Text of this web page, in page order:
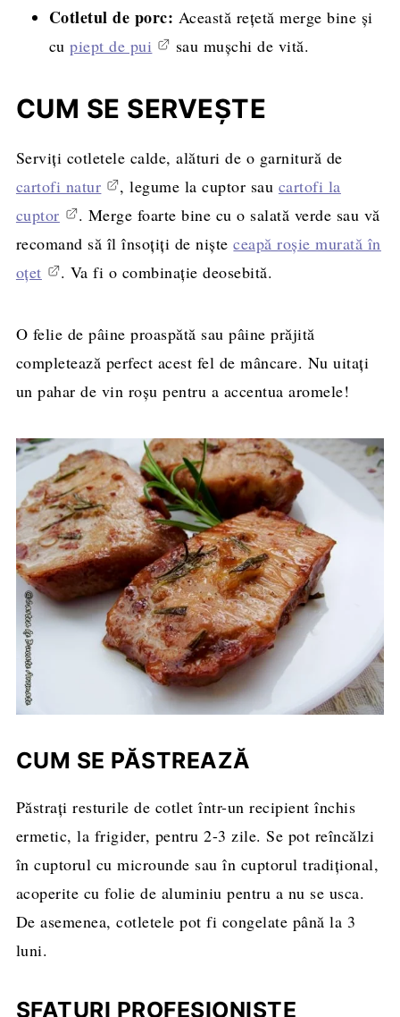
Cotletul de porc: Această rețetă merge bine și
cupiept de pui sau mușchi de vită.
CUM SE SERVEȘTE
Serviți cotletele calde, alături de o garnitură de
cartofi natur
, legume la cuptor sau cartofi la
cuptor
. Merge foarte bine cu o salată verde sau vă
recomand să îl însoţiţi de nişteceapă roşie murată în
oţet
. Va fi o combinaţie deosebită.
O felie de pâine proaspătă sau pâine prăjită
completează perfect acest fel de mâncare. Nu uitați
un pahar de vin roșu pentru a accentua aromele!
CUM SE PĂSTREAZĂ
Păstrați resturile de cotlet într-un recipient închis
ermetic, la frigider, pentru 2-3 zile. Se pot reîncălzi
în cuptorul cu microunde sau în cuptorul tradițional,
acoperite cu folie de aluminiu pentru a nu se usca.
De asemenea, cotletele pot fi congelate până la 3
luni.
SFATURI PROFESIONISTE